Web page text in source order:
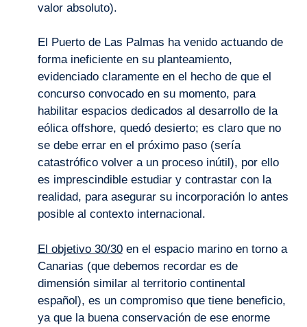
valor absoluto).
El Puerto de Las Palmas ha venido actuando de
forma ineficiente en su planteamiento,
evidenciado claramente en el hecho de que el
concurso convocado en su momento, para
habilitar espacios dedicados al desarrollo de la
eólica offshore, quedó desierto; es claro que no
se debe errar en el próximo paso (sería
catastrófico volver a un proceso inútil), por ello
es imprescindible estudiar y contrastar con la
realidad, para asegurar su incorporación lo antes
posible al contexto internacional.
El objetivo 30/30en el espacio marino en torno a
Canarias (que debemos recordar es de
dimensión similar al territorio continental
español), es un compromiso que tiene beneficio,
ya que la buena conservación de ese enorme